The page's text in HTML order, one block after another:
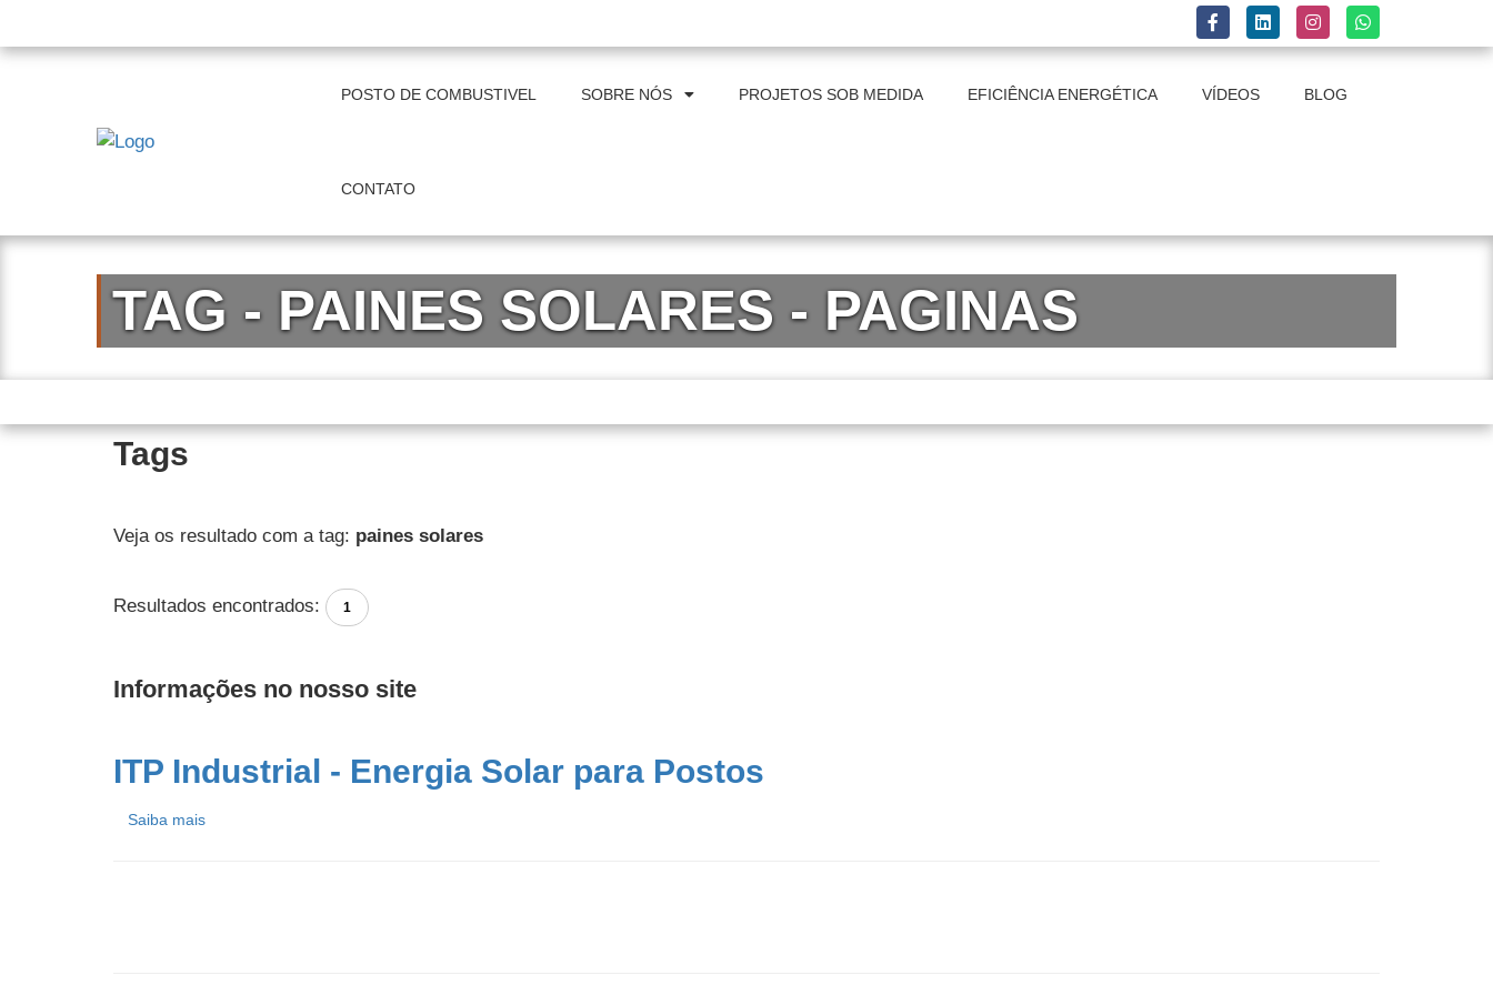
POSTO DE COMBUSTIVEL SOBRE NÓS PROJETOS SOB MEDIDA EFICIÊNCIA ENERGÉTICA VÍDEOS BLOG
CONTATO
TAG - PAINES SOLARES - PAGINAS
Tags
Veja os resultado com a tag: paines solares
Resultados encontrados: 1
Informações no nosso site
ITP Industrial - Energia Solar para Postos
Saiba mais